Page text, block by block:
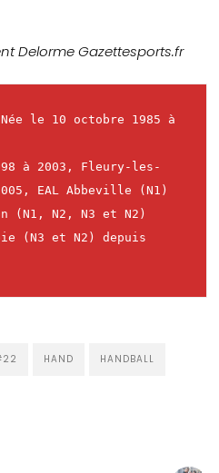
Delorme Gazettesports.fr
le 10 octobre 1985 à
à 2003, Fleury-les-
EAL Abbeville (N1)
(N1, N2, N3 et N2)
(N3 et N2) depuis
HAND HANDBALL